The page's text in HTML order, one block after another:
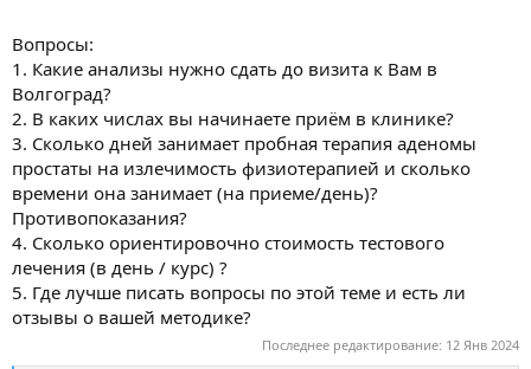
Вопросы:
1. Какие анализы нужно сдать до визита к Вам в
Волгоград?
2. В каких числах вы начинаете приём в клинике?
3. Сколько дней занимает пробная терапия аденомы
простаты на излечимость физиотерапией и сколько
времени она занимает (на приеме/день)?
Противопоказания?
4. Сколько ориентировочно стоимость тестового
лечения (в день / курс) ?
5. Где лучше писать вопросы по этой теме и есть ли
отзывы о вашей методике?
Последнее редактирование: 12 Янв 2024